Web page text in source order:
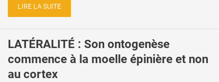
LIRE LA SUITE
LATÉRALITÉ : Son ontogenèse
commence à la moelle épinière et non
au cortex